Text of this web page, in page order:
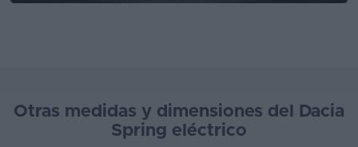
Otras medidas y dimensiones del Dacia
Spring eléctrico